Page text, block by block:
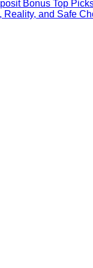
Bonus Top
and Safe